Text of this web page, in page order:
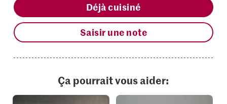
Déjà cuisiné
Saisir une note
Ça pourrait vous aider: